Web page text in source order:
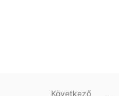
Következő